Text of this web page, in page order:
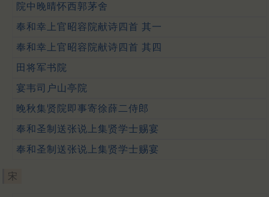
院中晚晴怀西郭茅舍
奉和幸上官昭容院献诗四首 其一
奉和幸上官昭容院献诗四首 其四
田将军书院
宴韦司户山亭院
晚秋集贤院即事寄徐薛二侍郎
奉和圣制送张说上集贤学士赐宴
奉和圣制送张说上集贤学士赐宴
宋